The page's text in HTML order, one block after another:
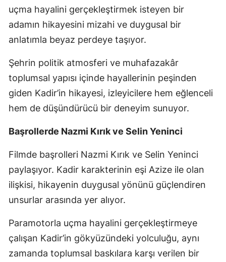
uçma hayalini gerçekleştirmek isteyen bir
adamın hikayesini mizahi ve duygusal bir
anlatımla beyaz perdeye taşıyor.
Şehrin politik atmosferi ve muhafazakâr
toplumsal yapısı içinde hayallerinin peşinden
giden Kadir’in hikayesi, izleyicilere hem eğlenceli
hem de düşündürücü bir deneyim sunuyor.
Başrollerde Nazmi Kırık ve Selin Yeninci
Filmde başrolleri Nazmi Kırık ve Selin Yeninci
paylaşıyor. Kadir karakterinin eşi Azize ile olan
ilişkisi, hikayenin duygusal yönünü güçlendiren
unsurlar arasında yer alıyor.
Paramotorla uçma hayalini gerçekleştirmeye
çalışan Kadir’in gökyüzündeki yolculuğu, aynı
zamanda toplumsal baskılara karşı verilen bir